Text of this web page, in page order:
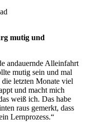
mutig und
andauernde Alleinfahrt
mutig sein und mal
letzten Monate viel
und macht mich
weiß ich. Das habe
raus gemerkt, dass
Lernprozess.“